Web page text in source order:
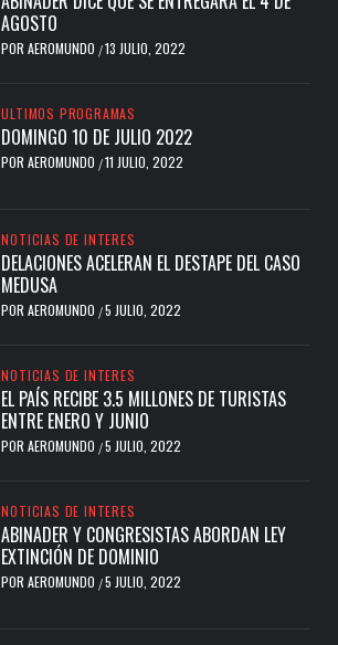
AGOSTO
POR AEROMUNDO /13 JULIO, 2022
ULTIMOS PROGRAMAS
DOMINGO 10 DE JULIO 2022
POR AEROMUNDO /11 JULIO, 2022
NOTICIAS DE INTERES
DELACIONES ACELERAN EL DESTAPE DEL CASO
MEDUSA
POR AEROMUNDO /5 JULIO, 2022
NOTICIAS DE INTERES
EL PAÍS RECIBE 3.5 MILLONES DE TURISTAS
ENTRE ENERO Y JUNIO
POR AEROMUNDO /5 JULIO, 2022
NOTICIAS DE INTERES
ABINADER Y CONGRESISTAS ABORDAN LEY
EXTINCIÓN DE DOMINIO
POR AEROMUNDO /5 JULIO, 2022